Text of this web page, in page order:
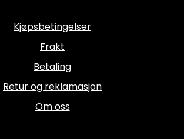
Kjøpsbetingelser
Frakt
Betaling
Retur og reklamasjon
Om oss